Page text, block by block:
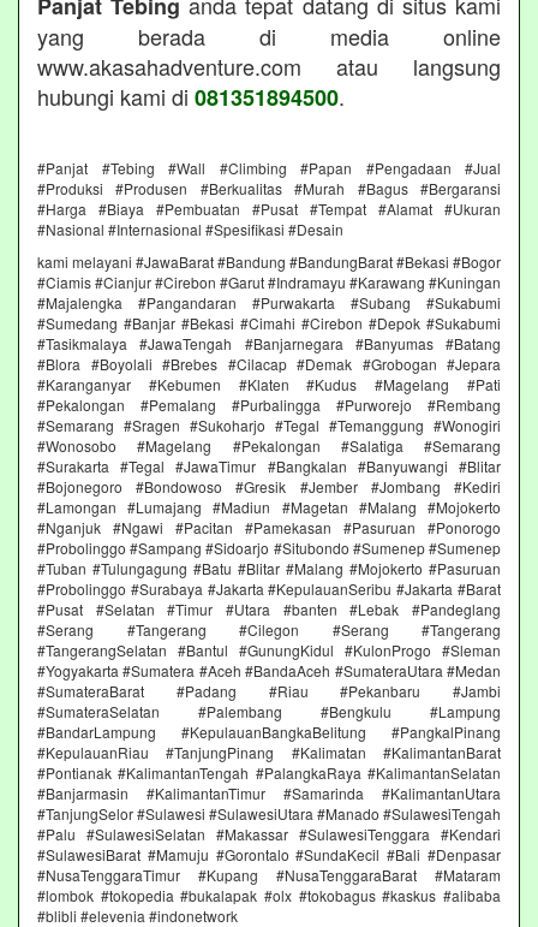
yang berada di media online
www.akasahadventure.com atau langsung
hubungi kami di 081351894500.
#Panjat #Tebing #Wall #Climbing #Papan #Pengadaan #Jual
#Produksi #Produsen #Berkualitas #Murah #Bagus #Bergaransi
#Harga #Biaya #Pembuatan #Pusat #Tempat #Alamat #Ukuran
#Nasional #Internasional #Spesifikasi #Desain
kami melayani #JawaBarat #Bandung #BandungBarat #Bekasi #Bogor
#Ciamis #Cianjur #Cirebon #Garut #Indramayu #Karawang #Kuningan
#Majalengka #Pangandaran #Purwakarta #Subang #Sukabumi
#Sumedang #Banjar #Bekasi #Cimahi #Cirebon #Depok #Sukabumi
#Tasikmalaya #JawaTengah #Banjarnegara #Banyumas #Batang
#Blora #Boyolali #Brebes #Cilacap #Demak #Grobogan #Jepara
#Karanganyar #Kebumen #Klaten #Kudus #Magelang #Pati
#Pekalongan #Pemalang #Purbalingga #Purworejo #Rembang
#Semarang #Sragen #Sukoharjo #Tegal #Temanggung #Wonogiri
#Wonosobo #Magelang #Pekalongan #Salatiga #Semarang
#Surakarta #Tegal #JawaTimur #Bangkalan #Banyuwangi #Blitar
#Bojonegoro #Bondowoso #Gresik #Jember #Jombang #Kediri
#Lamongan #Lumajang #Madiun #Magetan #Malang #Mojokerto
#Nganjuk #Ngawi #Pacitan #Pamekasan #Pasuruan #Ponorogo
#Probolinggo #Sampang #Sidoarjo #Situbondo #Sumenep #Sumenep
#Tuban #Tulungagung #Batu #Blitar #Malang #Mojokerto #Pasuruan
#Probolinggo #Surabaya #Jakarta #KepulauanSeribu #Jakarta #Barat
#Pusat #Selatan #Timur #Utara #banten #Lebak #Pandeglang
#Serang #Tangerang #Cilegon #Serang #Tangerang
#TangerangSelatan #Bantul #GunungKidul #KulonProgo #Sleman
#Yogyakarta #Sumatera #Aceh #BandaAceh #SumateraUtara #Medan
#SumateraBarat #Padang #Riau #Pekanbaru #Jambi
#SumateraSelatan #Palembang #Bengkulu #Lampung
#BandarLampung #KepulauanBangkaBelitung #PangkalPinang
#KepulauanRiau #TanjungPinang #Kalimatan #KalimantanBarat
#Pontianak #KalimantanTengah #PalangkaRaya #KalimantanSelatan
#Banjarmasin #KalimantanTimur #Samarinda #KalimantanUtara
#TanjungSelor #Sulawesi #SulawesiUtara #Manado #SulawesiTengah
#Palu #SulawesiSelatan #Makassar #SulawesiTenggara #Kendari
#SulawesiBarat #Mamuju #Gorontalo #SundaKecil #Bali #Denpasar
#NusaTenggaraTimur #Kupang #NusaTenggaraBarat #Mataram
#lombok #tokopedia #bukalapak #olx #tokobagus #kaskus #alibaba
#blibli #elevenia #indonetwork